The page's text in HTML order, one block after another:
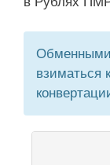
Обменными
взиматься